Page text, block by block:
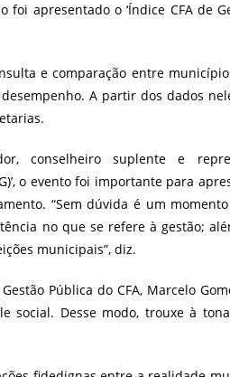
apresentado o ‘Índice CFA de
e comparação entre
A partir dos dados
conselheiro suplente e
o evento foi importante para
“Sem dúvida é um
no que se refere à gestão;
municipais”, diz.
Pública do CFA, Marcelo
social. Desse modo, trouxe à